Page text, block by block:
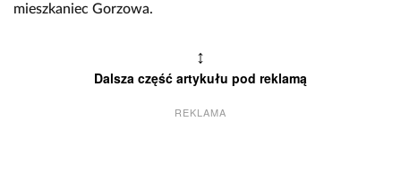
mieszkaniec Gorzowa.
↕
Dalsza część artykułu pod reklamą
REKLAMA